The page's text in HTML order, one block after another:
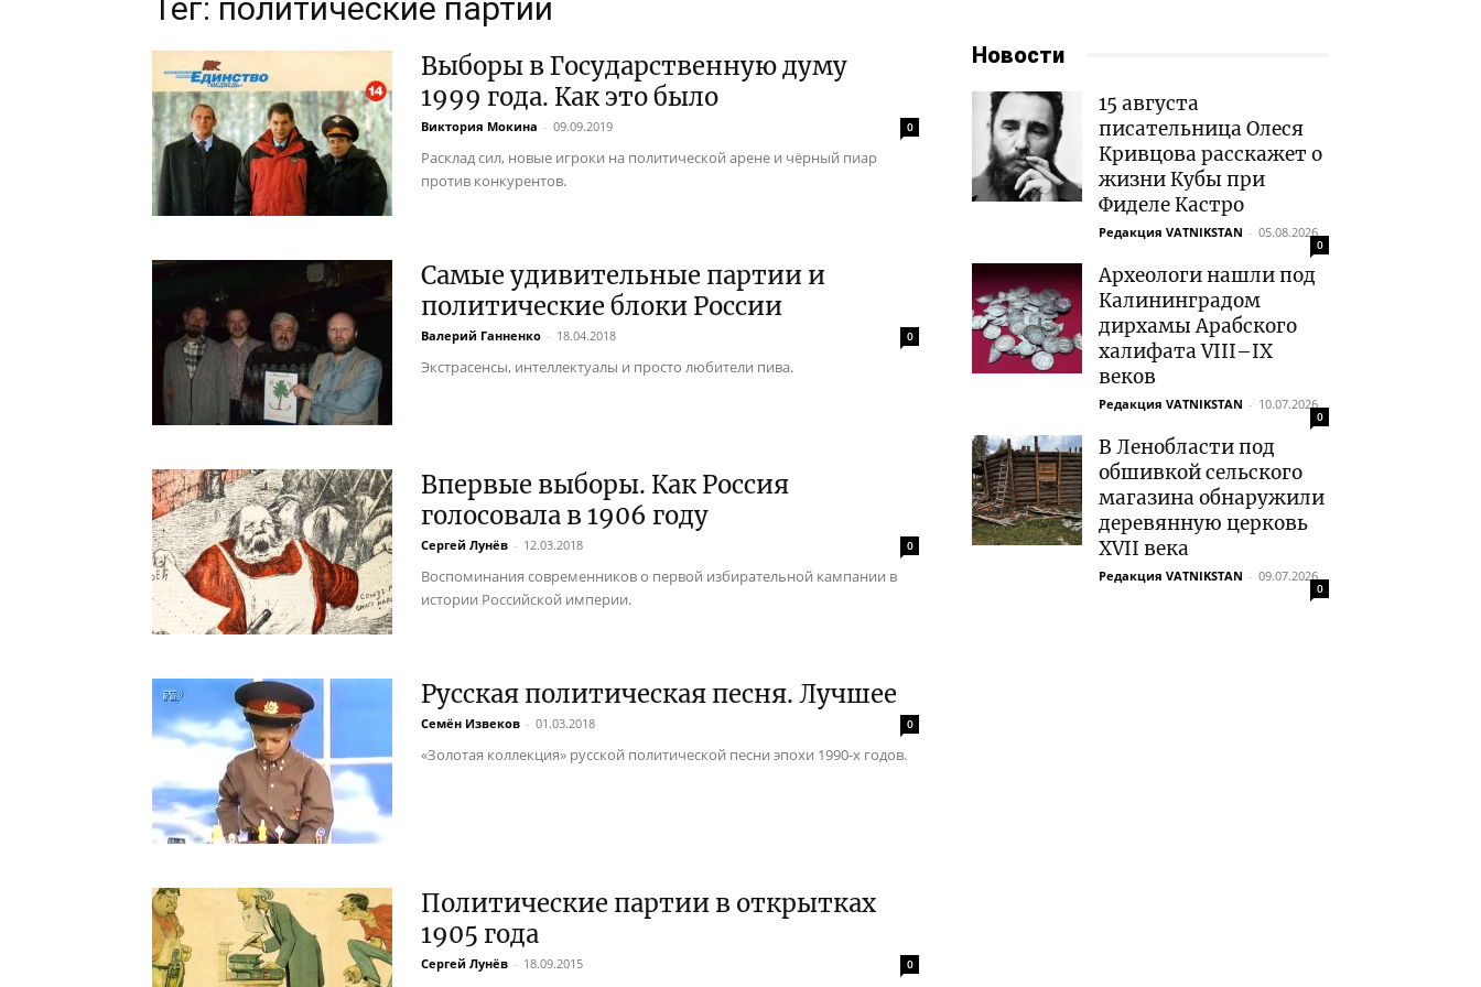
Тег: политические партии
Выборы в Государственную думу
1999 года. Как это было
Виктория Мокина - 09.09.2019 0
Расклад сил, новые игроки на политической арене и чёрный пиар
против конкурентов.
Самые удивительные партии и
политические блоки России
Валерий Ганненко - 18.04.2018 0
Экстрасенсы, интеллектуалы и просто любители пива.
Впервые выборы. Как Россия
голосовала в 1906 году
Сергей Лунёв - 12.03.2018 0
Воспоминания современников о первой избирательной кампании в
истории Российской империи.
Русская политическая песня. Лучшее
Семён Извеков - 01.03.2018 0
«Золотая коллекция» русской политической песни эпохи 1990-х годов.
Политические партии в открытках
1905 года
Сергей Лунёв - 18.09.2015 0
Новости
15 августа
писательница Олеся
Кривцова расскажет о
жизни Кубы при
Фиделе Кастро
Редакция VATNIKSTAN - 05.08.2026
0
Археологи нашли под
Калининградом
дирхамы Арабского
халифата VIII–IX
веков
Редакция VATNIKSTAN - 10.07.2026
0
В Ленобласти под
обшивкой сельского
магазина обнаружили
деревянную церковь
XVII века
Редакция VATNIKSTAN - 09.07.2026
0